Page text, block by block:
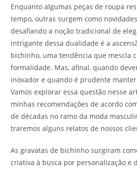
Enquanto algumas peças de roupa
tempo, outras surgem como
desafiando a noção tradicional de
intrigante dessa dualidade é a
bichinho, uma tendência que mescla
formalidade. Mas, afinal, quando
inovador e quando é prudente
Vamos explorar essa questão nesse
minhas recomendações de acordo
de décadas no ramo da moda
traremos alguns relatos de nossos
As gravatas de bichinho surgiram
criativa à busca por personalização e